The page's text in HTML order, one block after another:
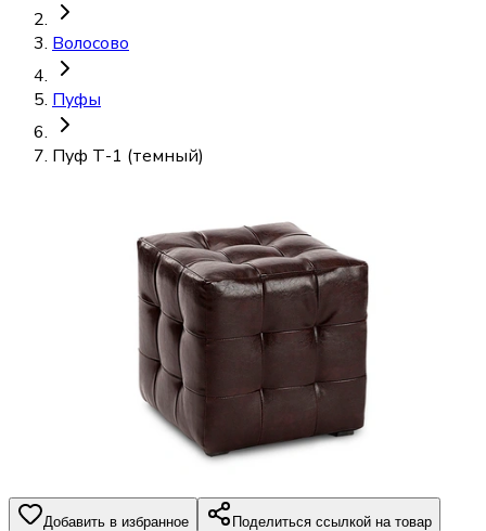
Волосово
Пуфы
Пуф Т-1 (темный)
Добавить в избранное Поделиться ссылкой на товар